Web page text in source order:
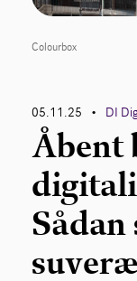
Colourbox
05.11.25 • DI
Åbent